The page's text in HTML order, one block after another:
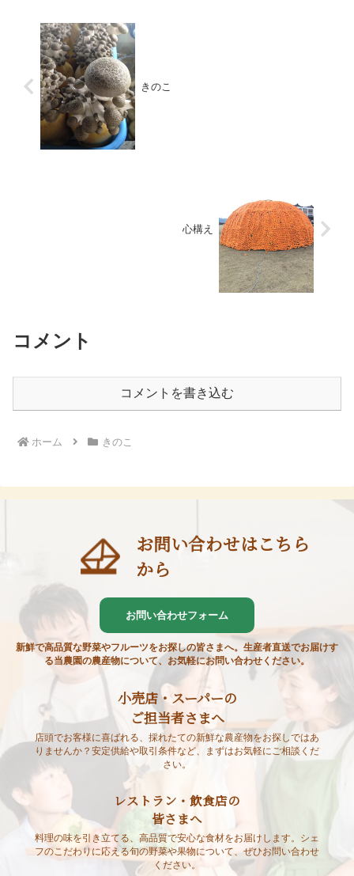
きのこ
心構え
コメント
コメントを書き込む
ホーム きのこ
お問い合わせはこちら
から
お問い合わせフォーム
新鮮で高品質な野菜やフルーツをお探しの皆さまへ。生産者直送でお届けす
る当農園の農産物について、お気軽にお問い合わせください。
小売店・スーパーの
ご担当者さまへ
店頭でお客様に喜ばれる、採れたての新鮮な農産物をお探しではあ
りませんか？安定供給や取引条件など、まずはお気軽にご相談くだ
さい。
レストラン・飲食店の
皆さまへ
料理の味を引き立てる、高品質で安心な食材をお届けします。シェ
フのこだわりに応える旬の野菜や果物について、ぜひお問い合わせ
ください。